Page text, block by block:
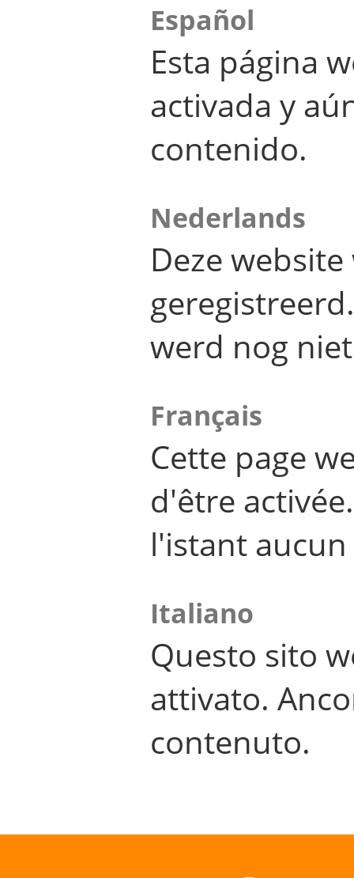
Español
Esta página
activada y
contenido.
Nederlands
Deze
werd nog
Français
Cette page
d'être
l'istant
Italiano
Questo sito
attivato.
contenuto.